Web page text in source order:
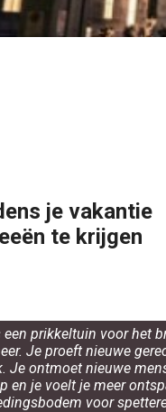
je vakantie
te krijgen
prikkeltuin voor het
Je proeft nieuwe
Je ontmoet nieuwe
en je voelt je meer
voor